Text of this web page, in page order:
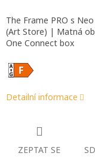
The Frame PRO s
(Art Store) | Matná
One Connect box
Detailní informace
ZEPTAT SE